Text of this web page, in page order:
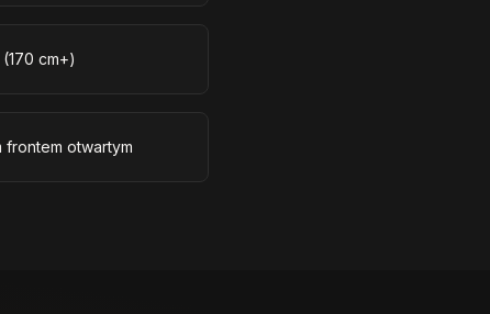
cm+)
frontem otwartym